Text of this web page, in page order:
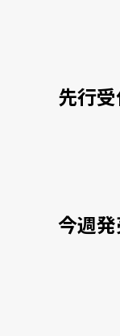
先行
今週